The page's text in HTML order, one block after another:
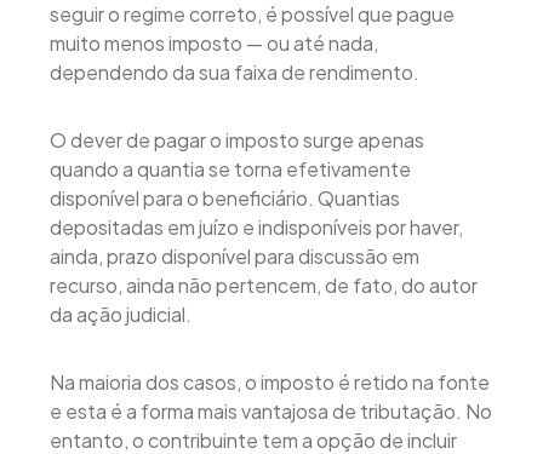
seguir o regime correto, é possível que pague
muito menos imposto — ou até nada,
dependendo da sua faixa de rendimento.
O dever de pagar o imposto surge apenas
quando a quantia se torna efetivamente
disponível para o beneficiário. Quantias
depositadas em juízo e indisponíveis por haver,
ainda, prazo disponível para discussão em
recurso, ainda não pertencem, de fato, do autor
da ação judicial.
Na maioria dos casos, o imposto é retido na fonte
e esta é a forma mais vantajosa de tributação. No
entanto, o contribuinte tem a opção de incluir